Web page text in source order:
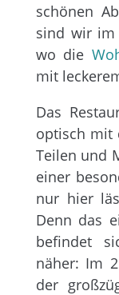
schönen
sind wir im
wo die
mit
Das
optisch mit
Teilen und
einer
nur hier
Denn das
befindet
näher: Im
der